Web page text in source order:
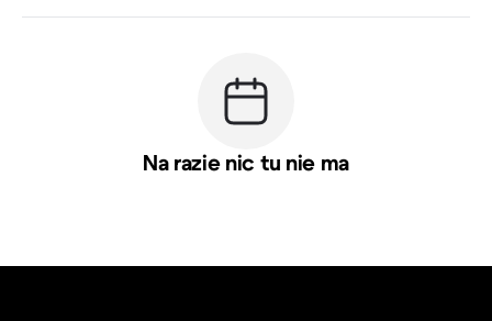
Na razie nic tu nie ma